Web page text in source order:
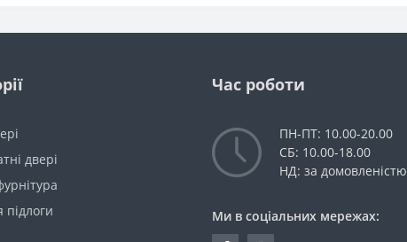
двері
підлоги
Час роботи
ПН-ПТ: 10.00-20.00
СБ: 10.00-18.00
НД: за домовленістю
Ми в соціальних мережах: